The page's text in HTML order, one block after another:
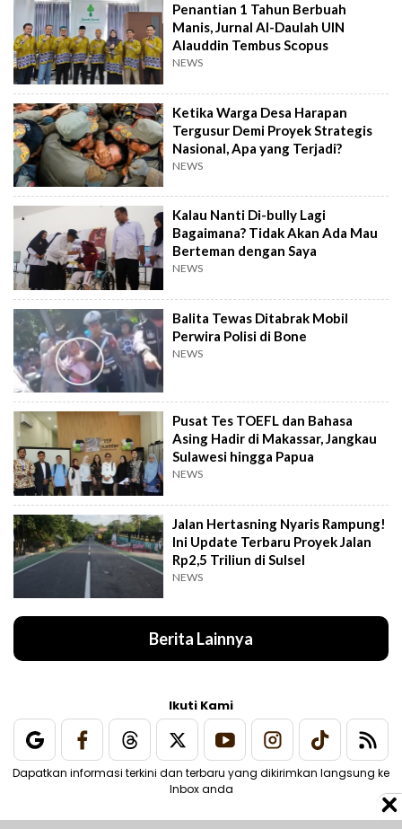
Penantian 1 Tahun Berbuah
Manis, Jurnal Al-Daulah UIN
Alauddin Tembus Scopus
NEWS
Ketika Warga Desa Harapan
Tergusur Demi Proyek Strategis
Nasional, Apa yang Terjadi?
NEWS
Kalau Nanti Di-bully Lagi
Bagaimana? Tidak Akan Ada Mau
Berteman dengan Saya
NEWS
Balita Tewas Ditabrak Mobil
Perwira Polisi di Bone
NEWS
Pusat Tes TOEFL dan Bahasa
Asing Hadir di Makassar, Jangkau
Sulawesi hingga Papua
NEWS
Jalan Hertasning Nyaris Rampung!
Ini Update Terbaru Proyek Jalan
Rp2,5 Triliun di Sulsel
NEWS
Berita Lainnya
Ikuti Kami
Dapatkan informasi terkini dan terbaru yang dikirimkan langsung ke
Inbox anda